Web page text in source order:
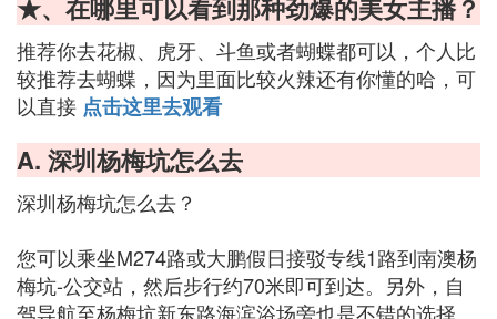
★、在哪里可以看到那种劲爆的美女主播？
推荐你去花椒、虎牙、斗鱼或者蝴蝶都可以，个人比
较推荐去蝴蝶，因为里面比较火辣还有你懂的哈，可
以直接 点击这里去观看
A. 深圳杨梅坑怎么去
深圳杨梅坑怎么去？
您可以乘坐M274路或大鹏假日接驳专线1路到南澳杨
梅坑-公交站，然后步行约70米即可到达。另外，自
驾导航至杨梅坑新东路海滨浴场旁也是不错的选择。